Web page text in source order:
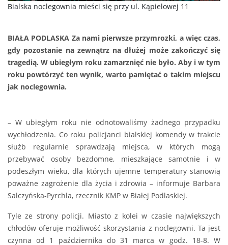
Bialska noclegownia mieści się przy ul. Kąpielowej 11
BIAŁA PODLASKA Za nami pierwsze przymrozki, a więc czas,
gdy pozostanie na zewnątrz na dłużej może zakończyć się
tragedią. W ubiegłym roku zamarznięć nie było. Aby i w tym
roku powtórzyć ten wynik, warto pamiętać o takim miejscu
jak noclegownia.
– W ubiegłym roku nie odnotowaliśmy żadnego przypadku
wychłodzenia. Co roku policjanci bialskiej komendy w trakcie
służb regularnie sprawdzają miejsca, w których mogą
przebywać osoby bezdomne, mieszkające samotnie i w
podeszłym wieku, dla których ujemne temperatury stanowią
poważne zagrożenie dla życia i zdrowia – informuje Barbara
Salczyńska-Pyrchla, rzecznik KMP w Białej Podlaskiej.
Tyle ze strony policji. Miasto z kolei w czasie największych
chłodów oferuje możliwość skorzystania z noclegowni. Ta jest
czynna od 1 października do 31 marca w godz. 18-8. W